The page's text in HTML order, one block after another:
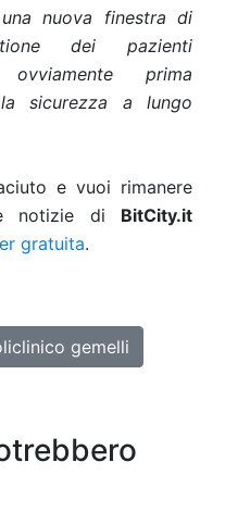
nuova finestra di
dei pazienti
ovviamente prima
sicurezza a lungo
e vuoi rimanere
notizie di BitCity.it
gratuita.
gemelli